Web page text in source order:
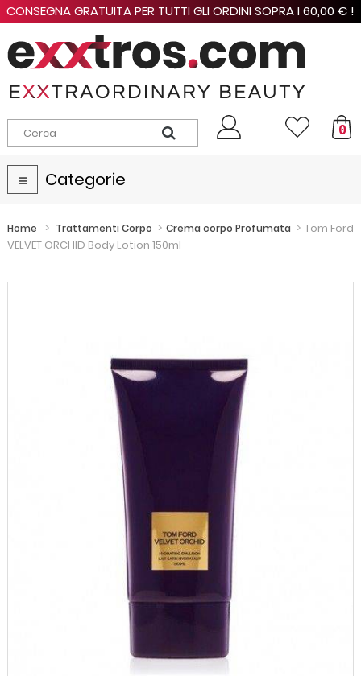
CONSEGNA GRATUITA PER TUTTI GLI ORDINI SOPRA I 60,00 € !
0
Navigazione
Toggle
Categorie
Home > Trattamenti Corpo > Crema corpo Profumata > Tom Ford
VELVET ORCHID Body Lotion 150ml